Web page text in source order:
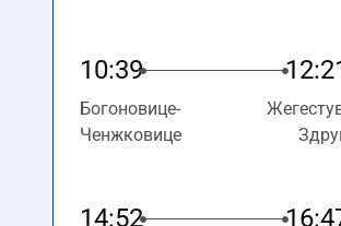
10:39
Богоновице-
Ченжковице
14:52